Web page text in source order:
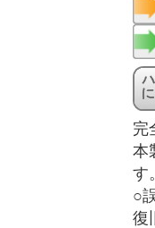
完
本
す
○
復